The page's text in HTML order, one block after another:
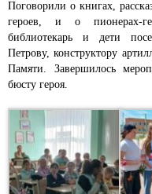
Поговорили о книгах,
героев, и о пионерах-
библиотекарь и дети
Петрову, конструктору
Памяти. Завершилось
бюсту героя.